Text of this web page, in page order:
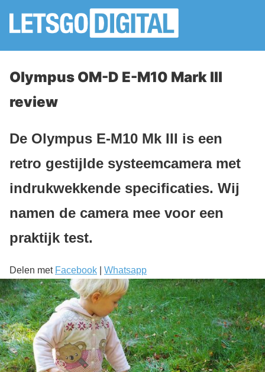
Olympus OM-D E-M10 Mark III
review
De Olympus E-M10 Mk III is een
retro gestijlde systeemcamera met
indrukwekkende specificaties. Wij
namen de camera mee voor een
praktijk test.
Delen met Facebook Whatsapp